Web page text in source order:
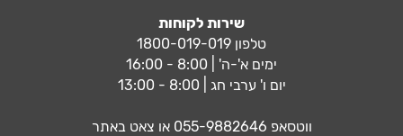
שירות לקוחות
טלפון 1800-019-019
ימים א'-ה' | 8:00 - 16:00
יום ו' ערבי חג | 8:00 - 13:00
ווטסאפ 055-9882646 או צאט באתר